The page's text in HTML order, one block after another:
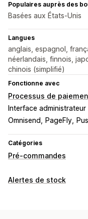
Populaires auprès des
Basées aux États-Unis
Langues
anglais, espagnol,
néerlandais, finnois,
chinois (simplifié)
Fonctionne avec
Processus de
Interface
Omnisend
PageFly
Catégories
Pré-commandes
Type de commande
Alertes de stock